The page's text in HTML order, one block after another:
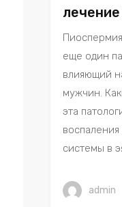
еще один
влияющий
мужчин.
эта
системы в
admin